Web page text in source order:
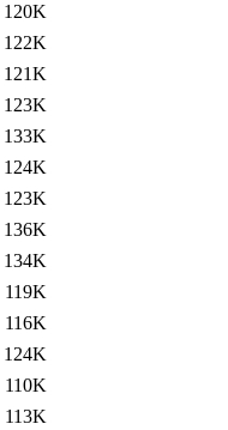
120K
122K
121K
123K
133K
124K
123K
136K
134K
119K
116K
124K
110K
113K